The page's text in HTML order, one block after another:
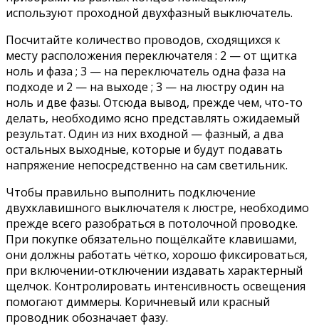
используют проходной двухфазный выключатель.
Посчитайте количество проводов, сходящихся к
месту расположения переключателя : 2 — от щитка
ноль и фаза ; 3 — на переключатель одна фаза на
подходе и 2 — на выходе ; 3 — на люстру один на
ноль и две фазы. Отсюда вывод, прежде чем, что-то
делать, необходимо ясно представлять ожидаемый
результат. Один из них входной — фазный, а два
остальных выходные, которые и будут подавать
напряжение непосредственно на сам светильник.
Чтобы правильно выполнить подключение
двухклавишного выключателя к люстре, необходимо
прежде всего разобраться в потолочной проводке.
При покупке обязательно пощёлкайте клавишами,
они должны работать чётко, хорошо фиксироваться,
при включении-отключении издавать характерный
щелчок. Контролировать интенсивность освещения
помогают диммеры. Коричневый или красный
проводник обозначает фазу.